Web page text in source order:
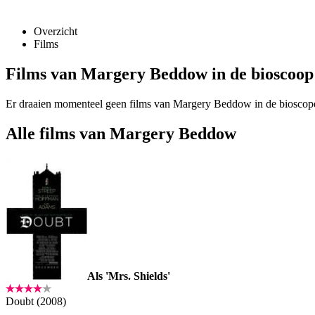
Overzicht
Films
Films van Margery Beddow in de bioscoop
Er draaien momenteel geen films van Margery Beddow in de
Alle films van Margery Beddow
Als 'Mrs. Shields'
Doubt (2008)